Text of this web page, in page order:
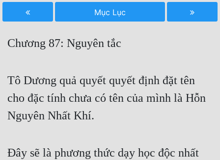
Hậu Cung
Xa Lộ Dịch
Mục Lục
Chương 87: Nguyên tắc
Tô Dương quả quyết quyết định đặt tên
cho đặc tính chưa có tên của mình là Hỗn
Nguyên Nhất Khí.
Đây sẽ là phương thức dạy học độc nhất